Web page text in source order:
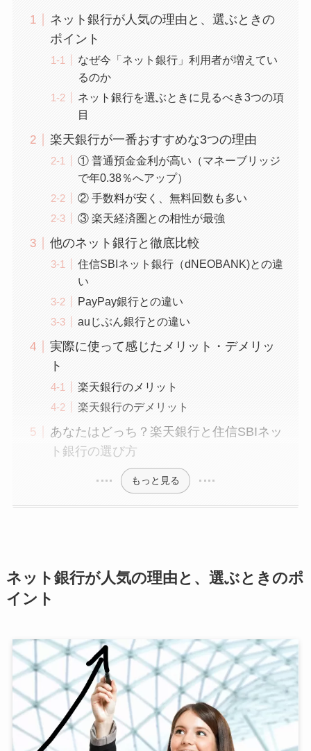
ネット銀行が人気の理由と、選ぶときの
ポイント
なぜ今「ネット銀行」利用者が増えてい
るのか
ネット銀行を選ぶときに見るべき3つの項
目
楽天銀行が一番おすすめな3つの理由
① 普通預金金利が高い（マネーブリッジ
で年0.38％へアップ）
② 手数料が安く、無料回数も多い
③ 楽天経済圏との相性が最強
他のネット銀行と徹底比較
住信SBIネット銀行（dNEOBANK)との違
い
PayPay銀行との違い
auじぶん銀行との違い
実際に使って感じたメリット・デメリッ
ト
楽天銀行のメリット
楽天銀行のデメリット
あなたはどっち？楽天銀行と住信SBIネッ
ト銀行の選び方
もっと見る
ネット銀行が人気の理由と、選ぶときのポ
イント